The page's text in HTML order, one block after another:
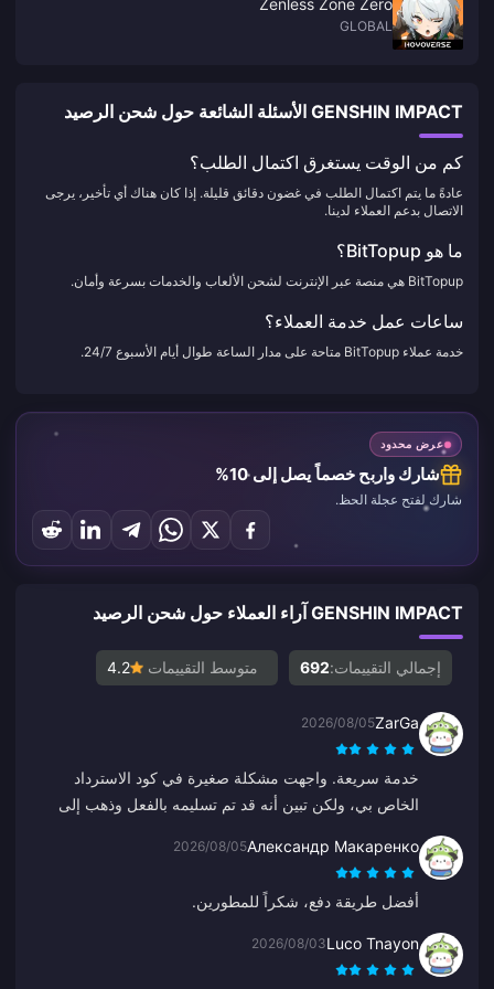
GLOBAL
GENSHIN IMPACT الأسئلة الشائعة حول شحن الرصيد
كم من الوقت يستغرق اكتمال الطلب؟
عادةً ما يتم اكتمال الطلب في غضون دقائق قليلة. إذا كان هناك أي تأخير، يرجى
الاتصال بدعم العملاء لدينا.
ما هو BitTopup؟
BitTopup هي منصة عبر الإنترنت لشحن الألعاب والخدمات بسرعة وأمان.
ساعات عمل خدمة العملاء؟
خدمة عملاء BitTopup متاحة على مدار الساعة طوال أيام الأسبوع 24/7.
عرض محدود
شارك واربح خصماً يصل إلى 10%
شارك لفتح عجلة الحظ.
GENSHIN IMPACT آراء العملاء حول شحن الرصيد
إجمالي التقييمات:692 متوسط التقييمات 4.2
ZarGa
2026/08/05
خدمة سريعة. واجهت مشكلة صغيرة في كود الاسترداد
الخاص بي، ولكن تبين أنه قد تم تسليمه بالفعل وذهب إلى
حل المشكلة بتوجيه من Anna.
Александр Макаренко
2026/08/05
أفضل طريقة دفع، شكراً للمطورين.
Luco Tnayon
2026/08/03